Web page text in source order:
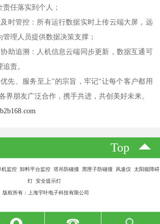
任落实到个人；
时管控：所有运行数据实时上传云端大屏，远
理人员提供数据决策支撑；
助追溯：人机信息云端同步更新，数据互通可
责。
先、服务至上”的宗旨，牢记“让每个客户都用
界朋友广泛合作，携手共进，共创美好未来。
Top
机监控 卸料平台监控 塔吊防碰撞 黑匣子防碰撞 风速仪 太阳能障碍
灯 安全提示灯
版权所有：上海宇叶电子科技有限公司